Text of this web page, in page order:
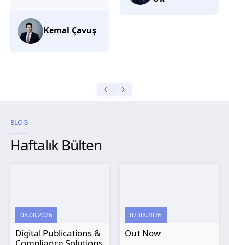
BLOG
Haftalık Bülten
08.08.2026
Digital Publications &
07.08.2026
Out Now